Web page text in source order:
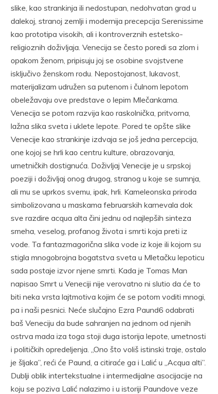
slike, kao strankinja ili nedostupan, nedohvatan grad u
dalekoj, stranoj zemlji i modernija precepcija Serenissime
kao prototipa visokih, ali i kontroverznih estetsko-
religioznih doživljaja. Venecija se često pore­di sa zlom i
opakom ženom, pripisuju joj se osobine svojstvene
isključi­vo ženskom rodu. Nepostojanost, lukavost,
materijalizam udružen sa pu­tenom i čulnom lepotom
obeležavaju ove predstave o lepim Mlečanka­ma.
Venecija se potom razvija kao raskolnička, pritvorna,
lažna slika sveta i uklete lepote. Pored te opšte slike
Venecije kao strankinje iz­dvaja se još jedna percepcija,
one kojoj se hrli kao centru kulture, obra­zovanja,
umetničkih dostignuća. Doživljaj Venecije je u srpskoj
poeziji i doživljaj onog drugog, stranog u koje se sumnja,
ali mu se uprkos svemu, ipak, hrli. Kameleonska priroda
simbolizovana u maskama februarskih karnevala dok
sve razdire acqua alta čini jednu od najlepših sinteza
smeha, veselog, profanog života i smrti koja preti iz
vode. Ta fantaz­magorična slika vode iz koje ili kojom su
stigla mnogobrojna bogatstva sveta u Mletačku lepoticu
sada postaje izvor njene smrti. Kada je Tomas Man
napisao Smrt u Veneciji nije verovatno ni slutio da će to
biti neka vrsta lajtmotiva kojim će se potom voditi mnogi,
pa i naši pesni­ci. Neće slučajno Ezra Paund6 odabrati
baš Veneciju da bude sahranjen na jednom od njenih
ostrva mada iza toga stoji duga istorija lepote, umet­nosti
i političkih opredeljenja. „Ono što voliš istinski traje, osta­lo
je šljaka”, reći će Paund, a citiraće ga i Lalić u „Acqua alti”.
Dublji oblik intertekstualne i intermedijalne asocijacije na
koju se poziva Lalić nalazimo i u istoriji Paundove veze